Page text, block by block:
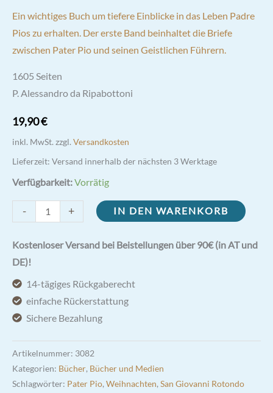
Ein wichtiges Buch um tiefere Einblicke in das Leben Padre
Pios zu erhalten. Der erste Band beinhaltet die Briefe
zwischen Pater Pio und seinen Geistlichen Führern.
1605 Seiten
P. Alessandro da Ripabottoni
19,90€
inkl. MwSt. zzgl. Versandkosten
Lieferzeit: Versand innerhalb der nächsten 3 Werktage
Verfügbarkeit:Vorrätig
-
Pio
von
Pietrelcina
+ IN DEN WARENKORB
Kostenloser Versand bei Beistellungen über 90€ (in AT und
DE)!
14-tägiges Rückgaberecht
einfache Rückerstattung
Sichere Bezahlung
Artikelnummer: 3082
Kategorien: Bücher, Bücher und Medien
Schlagwörter: Pater Pio, Weihnachten, San Giovanni Rotondo